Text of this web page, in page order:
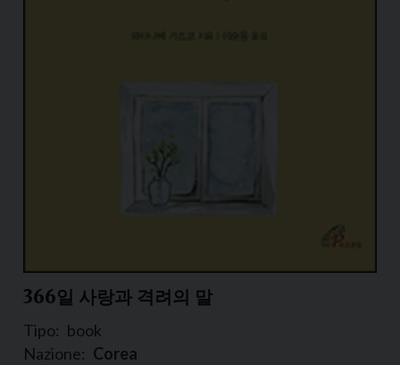
366일 사랑과 격려의 말
Tipo: book
Nazione: Corea